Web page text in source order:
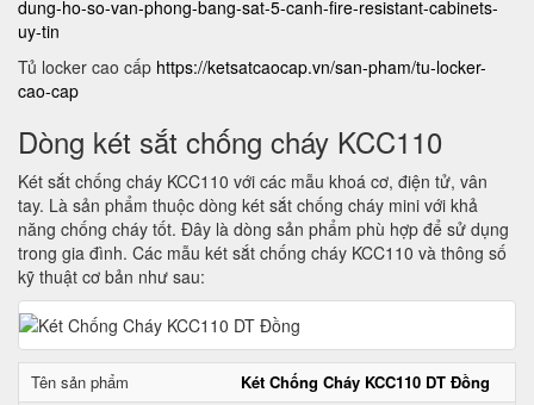
dung-ho-so-van-phong-bang-sat-5-canh-fire-resistant-cabinets-
uy-tin
Tủ locker cao cấp https://ketsatcaocap.vn/san-pham/tu-locker-
cao-cap
Dòng két sắt chống cháy KCC110
Két sắt chống cháy KCC110 với các mẫu khoá cơ, điện tử, vân
tay. Là sản phẩm thuộc dòng két sắt chống cháy mini với khả
năng chống cháy tốt. Đây là dòng sản phẩm phù hợp để sử dụng
trong gia đình. Các mẫu két sắt chống cháy KCC110 và thông số
kỹ thuật cơ bản như sau:
Tên sản phẩm
Két Chống Cháy KCC110 DT Đồng